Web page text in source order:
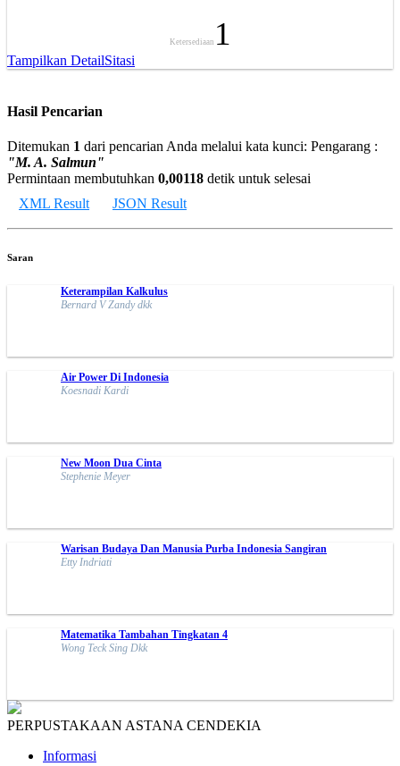
Ketersediaan 1
Tampilkan DetailSitasi
Hasil Pencarian
Ditemukan 1 dari pencarian Anda melalui kata kunci: Pengarang :
"M. A. Salmun"
Permintaan membutuhkan 0,00118 detik untuk selesai
XML Result
JSON Result
Saran
Keterampilan Kalkulus
Bernard V Zandy dkk
Air Power Di Indonesia
Koesnadi Kardi
New Moon Dua Cinta
Stephenie Meyer
Warisan Budaya Dan Manusia Purba Indonesia Sangiran
Etty Indriati
Matematika Tambahan Tingkatan 4
Wong Teck Sing Dkk
PERPUSTAKAAN ASTANA CENDEKIA
Informasi